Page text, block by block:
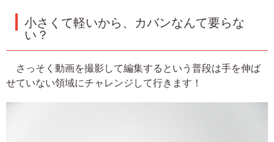
小さくて軽いから、カバンなんて要らな
い？
さっそく動画を撮影して編集するという普段は手を伸ば
せていない領域にチャレンジして行きます！